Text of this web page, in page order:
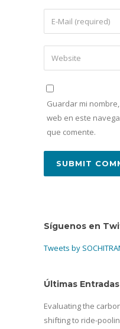
Guardar mi
web en este
que comente.
Síguenos en
Tweets by
Últimas Entradas
Evaluating the
shifting to ride-